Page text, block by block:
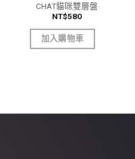
CHAT貓咪雙層盤
NT$580
加入購物車